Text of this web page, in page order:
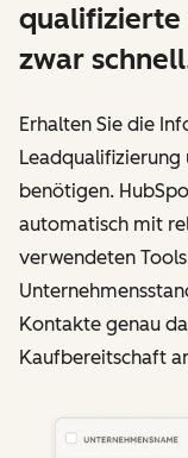
qualifizierte
zwar
Erhalten Sie die
benötigen.
automatisch mit
verwendeten
Kontakte genau
Kaufbereitschaft